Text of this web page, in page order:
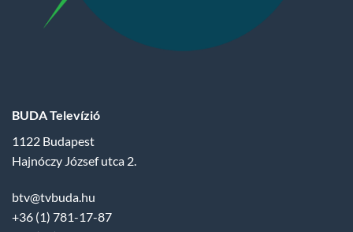
BUDA Televízió
1122 Budapest
Hajnóczy József utca 2.
btv@tvbuda.hu
+36 (1) 781-17-87